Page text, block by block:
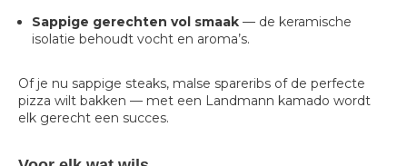
Sappige gerechten vol smaak — de keramische
isolatie behoudt vocht en aroma’s.
Of je nu sappige steaks, malse spareribs of de perfecte
pizza wilt bakken — met een Landmann kamado wordt
elk gerecht een succes.